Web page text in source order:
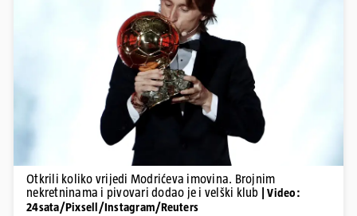
Pokretanje videa...
Otkrili koliko vrijedi Modrićeva imovina. Brojnim
nekretninama i pivovari dodao je i velški klub
| Video:
24sata/Pixsell/Instagram/Reuters